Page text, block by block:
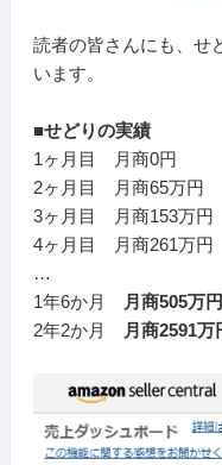
読者の皆さんにも、せ
います。
■せどりの実績
1ヶ月目 月商0円
2ヶ月目 月商65万円
3ヶ月目 月商153万円
4ヶ月目 月商261万円
…
1年6か月
月商505万円
2年2か月
月商2591万